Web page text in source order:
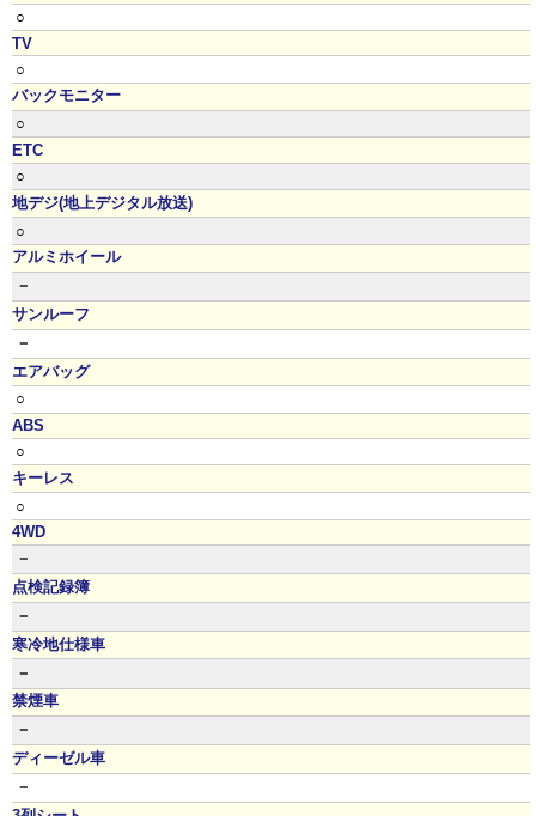
○
TV
○
バックモニター
○
ETC
○
地デジ(地上デジタル放送)
○
アルミホイール
－
サンルーフ
－
エアバッグ
○
ABS
○
キーレス
○
4WD
－
点検記録簿
－
寒冷地仕様車
－
禁煙車
－
ディーゼル車
－